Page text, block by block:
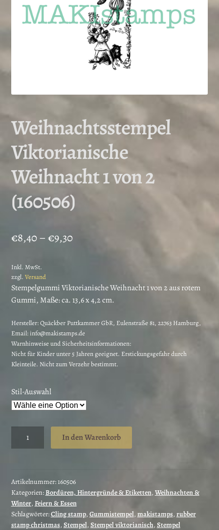
Weihnachtsstempel
Viktorianische
Weihnacht 1 von 2
(160506)
€8,40–€9,30Preisspanne:
€9,30
Inkl. MwSt.
zzgl. Versand
Stempelgummi Viktorianische Weihnacht 1 von 2 aus rotem
Gummi, Maße: ca. 13,6 x 4,2 cm.
Hersteller:Quäckber Puttkammer GbR, Eulenstraße 81, 22763 Hamburg,
Email: info@makistamps.de
Warnhinweise und Sicherheitsinformationen:
Nicht für Kinder unter 5 Jahren geeignet. Erstickungsgefahr durch
Kleinteile. Nicht zum Verzehr bestimmt.
Stil-Auswahl
Weihnachtsstempel
von
2
(160506)
Menge
In den Warenkorb
Artikelnummer:160506
Kategorien:Bordüren, Hintergründe & Etiketten, Weihnachten &
Winter, Feiern & Essen
Schlagwörter:Cling stamp, Gummistempel, makistamps, rubber
stamp christmas, Stempel, Stempel viktorianisch, Stempel